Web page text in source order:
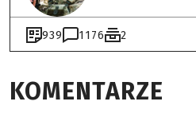
939 1176 2
KOMENTARZE